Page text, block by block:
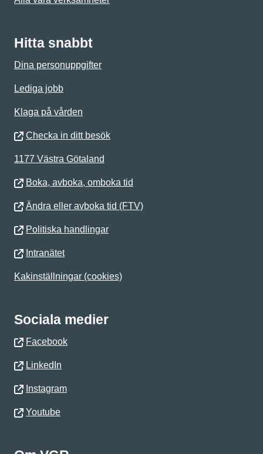
Hitta snabbt
Dina personuppgifter
Lediga jobb
Klaga på vården
Checka in ditt besök
1177 Västra Götaland
Boka, avboka, omboka tid
Ändra eller avboka tid (FTV)
Politiska handlingar
Intranätet
Kakinställningar (cookies)
Sociala medier
Facebook
LinkedIn
Instagram
Youtube